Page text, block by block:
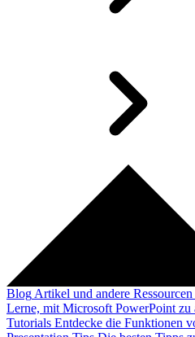
Blog Artikel und andere Ressourcen
Lerne, mit Microsoft PowerPoint zu
Tutorials Entdecke die Funktionen